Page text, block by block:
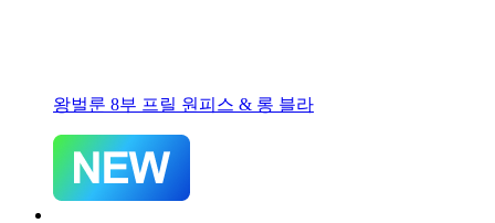
왕벌룬 8부 프릴 원피스 & 롱 블라